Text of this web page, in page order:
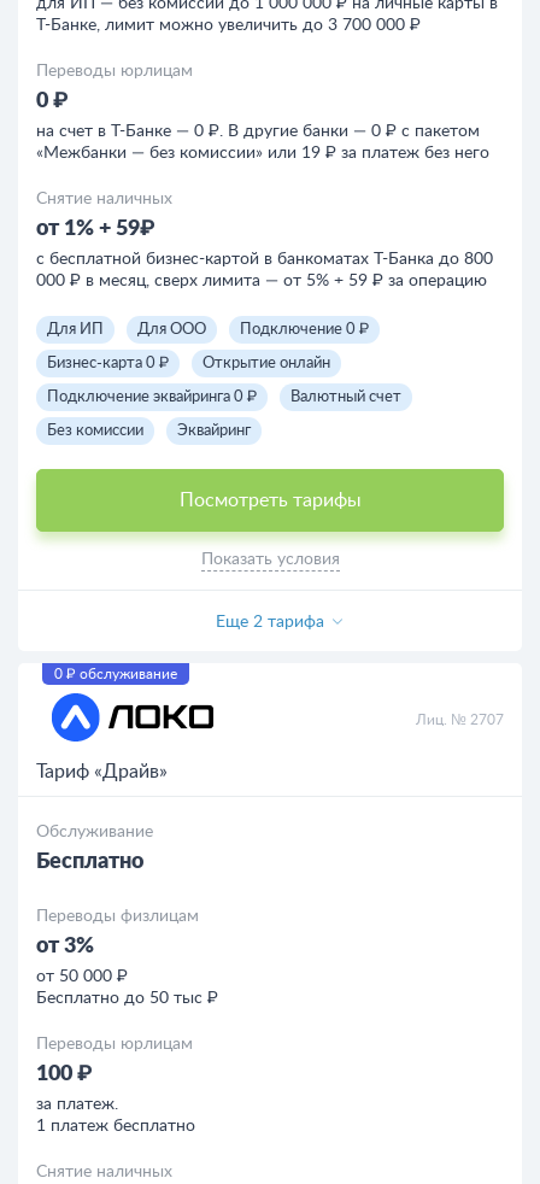
для ИП — без комиссии до 1 000 000 ₽ на личные карты в
Т-Банке, лимит можно увеличить до 3 700 000 ₽
Переводы юрлицам
0 ₽
на счет в Т-Банке — 0 ₽. В другие банки — 0 ₽ с пакетом
«Межбанки — без комиссии» или 19 ₽ за платеж без него
Снятие наличных
от 1% + 59₽
с бесплатной бизнес-картой в банкоматах Т-Банка до 800
000 ₽ в месяц, сверх лимита — от 5% + 59 ₽ за операцию
Для ИП Для ООО Подключение 0 ₽
Бизнес-карта 0 ₽ Открытие онлайн
Подключение эквайринга 0 ₽ Валютный счет
Без комиссии Эквайринг
Посмотреть тарифы
Показать условия
Еще 2 тарифа
0 ₽ обслуживание
Лиц. № 2707
Тариф «Драйв»
Обслуживание
Бесплатно
Переводы физлицам
от 3%
от 50 000 ₽
Бесплатно до 50 тыс ₽
Переводы юрлицам
100 ₽
за платеж.
1 платеж бесплатно
Снятие наличных